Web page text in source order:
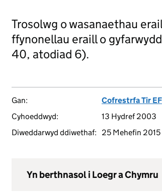
Trosolwg o wasanaethau
ffynonellau eraill o
40, atodiad 6).
Gan:
Cofrestrfa Tir EF
Cyhoeddwyd:
13 Hydref 2003
Diweddarwyd ddiwethaf:
25 Mehefin
Yn berthnasol i Loegr a Chymru